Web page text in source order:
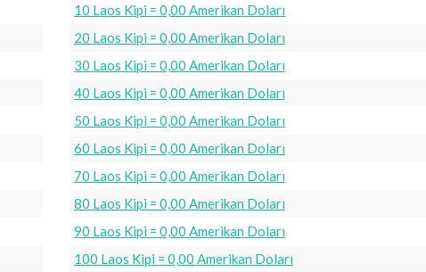
10 Laos Kipi = 0,00 Amerikan Doları
20 Laos Kipi = 0,00 Amerikan Doları
30 Laos Kipi = 0,00 Amerikan Doları
40 Laos Kipi = 0,00 Amerikan Doları
50 Laos Kipi = 0,00 Amerikan Doları
60 Laos Kipi = 0,00 Amerikan Doları
70 Laos Kipi = 0,00 Amerikan Doları
80 Laos Kipi = 0,00 Amerikan Doları
90 Laos Kipi = 0,00 Amerikan Doları
100 Laos Kipi = 0,00 Amerikan Doları